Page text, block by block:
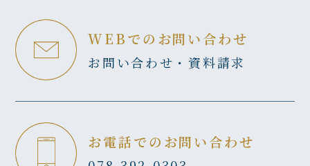
WEBでのお問い合わせ
お問い合わせ・資料請求
お電話でのお問い合わせ